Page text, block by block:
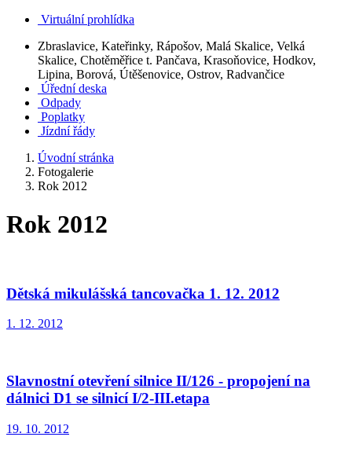
Virtuální prohlídka
Zbraslavice, Kateřinky, Rápošov, Malá Skalice, Velká
Skalice, Chotěměřice t. Pančava, Krasoňovice, Hodkov,
Lipina, Borová, Útěšenovice, Ostrov, Radvančice
Úřední deska
Odpady
Poplatky
Jízdní řády
Úvodní stránka
Fotogalerie
Rok 2012
Rok 2012
Dětská mikulášská tancovačka 1. 12. 2012
1. 12. 2012
Slavnostní otevření silnice II/126 - propojení na
dálnici D1 se silnicí I/2-III.etapa
19. 10. 2012